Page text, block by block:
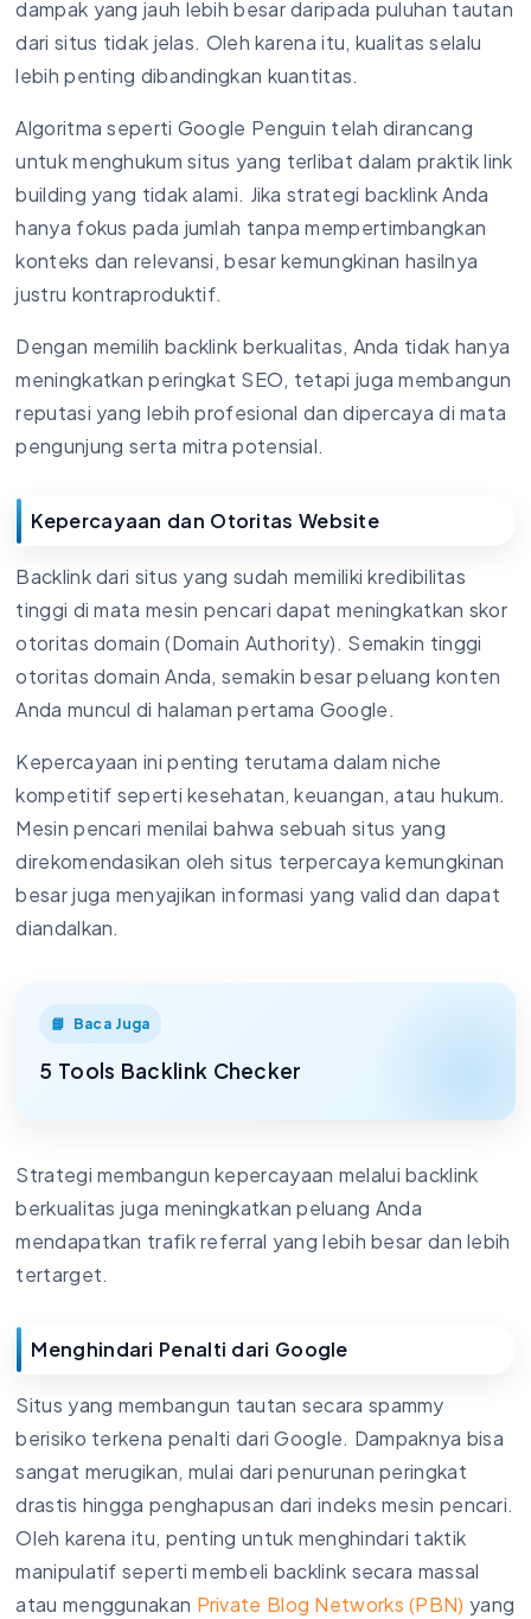
dampak yang jauh lebih besar daripada puluhan tautan
dari situs tidak jelas. Oleh karena itu, kualitas selalu
lebih penting dibandingkan kuantitas.
Algoritma seperti Google Penguin telah dirancang
untuk menghukum situs yang terlibat dalam praktik link
building yang tidak alami. Jika strategi backlink Anda
hanya fokus pada jumlah tanpa mempertimbangkan
konteks dan relevansi, besar kemungkinan hasilnya
justru kontraproduktif.
Dengan memilih backlink berkualitas, Anda tidak hanya
meningkatkan peringkat SEO, tetapi juga membangun
reputasi yang lebih profesional dan dipercaya di mata
pengunjung serta mitra potensial.
Kepercayaan dan Otoritas Website
Backlink dari situs yang sudah memiliki kredibilitas
tinggi di mata mesin pencari dapat meningkatkan skor
otoritas domain (Domain Authority). Semakin tinggi
otoritas domain Anda, semakin besar peluang konten
Anda muncul di halaman pertama Google.
Kepercayaan ini penting terutama dalam niche
kompetitif seperti kesehatan, keuangan, atau hukum.
Mesin pencari menilai bahwa sebuah situs yang
direkomendasikan oleh situs terpercaya kemungkinan
besar juga menyajikan informasi yang valid dan dapat
diandalkan.
Baca Juga
5 Tools Backlink Checker
Strategi membangun kepercayaan melalui backlink
berkualitas juga meningkatkan peluang Anda
mendapatkan trafik referral yang lebih besar dan lebih
tertarget.
Menghindari Penalti dari Google
Situs yang membangun tautan secara spammy
berisiko terkena penalti dari Google. Dampaknya bisa
sangat merugikan, mulai dari penurunan peringkat
drastis hingga penghapusan dari indeks mesin pencari.
Oleh karena itu, penting untuk menghindari taktik
manipulatif seperti membeli backlink secara massal
atau menggunakan Private Blog Networks (PBN) yang